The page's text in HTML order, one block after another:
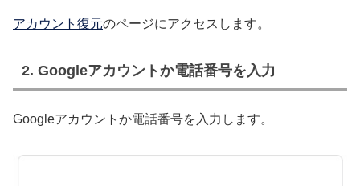
アカウント復元のページにアクセスします。
2. Googleアカウントか電話番号を入力
Googleアカウントか電話番号を入力します。